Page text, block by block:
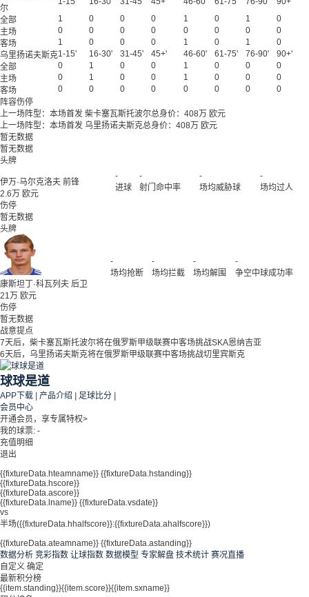
尔
全部
1 0 0 0 1 0 1
0
主场
0 0 0 0 0 0 0
0
客场
1 0 0 0 1 0 1
0
乌里扬诺夫斯克1-15' 16-30' 31-45' 45+' 46-60' 61-75' 76-90'
90+'
全部
0 1 0 0 1 0 0
0
主场
0 1 0 0 1 0 0
0
客场
0 0 0 0 0 0 0
0
阵容伤停
上一场阵型：本场首发 柴卡塞瓦斯托波尔总身价： 408万 欧元
上一场阵型：本场首发 乌里扬诺夫斯克总身价： 408万 欧元
暂无数据
暂无数据
头牌
伊万·马尔克洛夫 前锋
2.6万 欧元
-
进球
-
射门命中率
-
场均威胁球
-
场均过人
伤停
暂无数据
头牌
康斯坦丁·科瓦列夫 后卫
21万 欧元
-
场均抢断
-
场均拦截
-
场均解围
-
争空中球成功率
伤停
暂无数据
战意提点
7天后，柴卡塞瓦斯托波尔将在俄罗斯甲级联赛中客场挑战SKA恩纳吉亚
6天后，乌里扬诺夫斯克将在俄罗斯甲级联赛中客场挑战切里宾斯克
球球是道
APP下载 产品介绍 足球比分
会员中心
开通会员，享专属特权>
我的球票: -
充值明细
退出
{{fixtureData.hteamname}} {{fixtureData.hstanding}}
{{fixtureData.hscore}}
{{fixtureData.ascore}}
{{fixtureData.lname}} {{fixtureData.vsdate}}
vs
半场({{fixtureData.hhalfscore}}:{{fixtureData.ahalfscore}})
{{fixtureData.ateamname}} {{fixtureData.astanding}}
数据分析 竞彩指数 让球指数 数据模型 专家解盘 技术统计 赛况直播
自定义 确定
最新积分榜
{{item.standing}}{{item.score}}{{item.sxname}}